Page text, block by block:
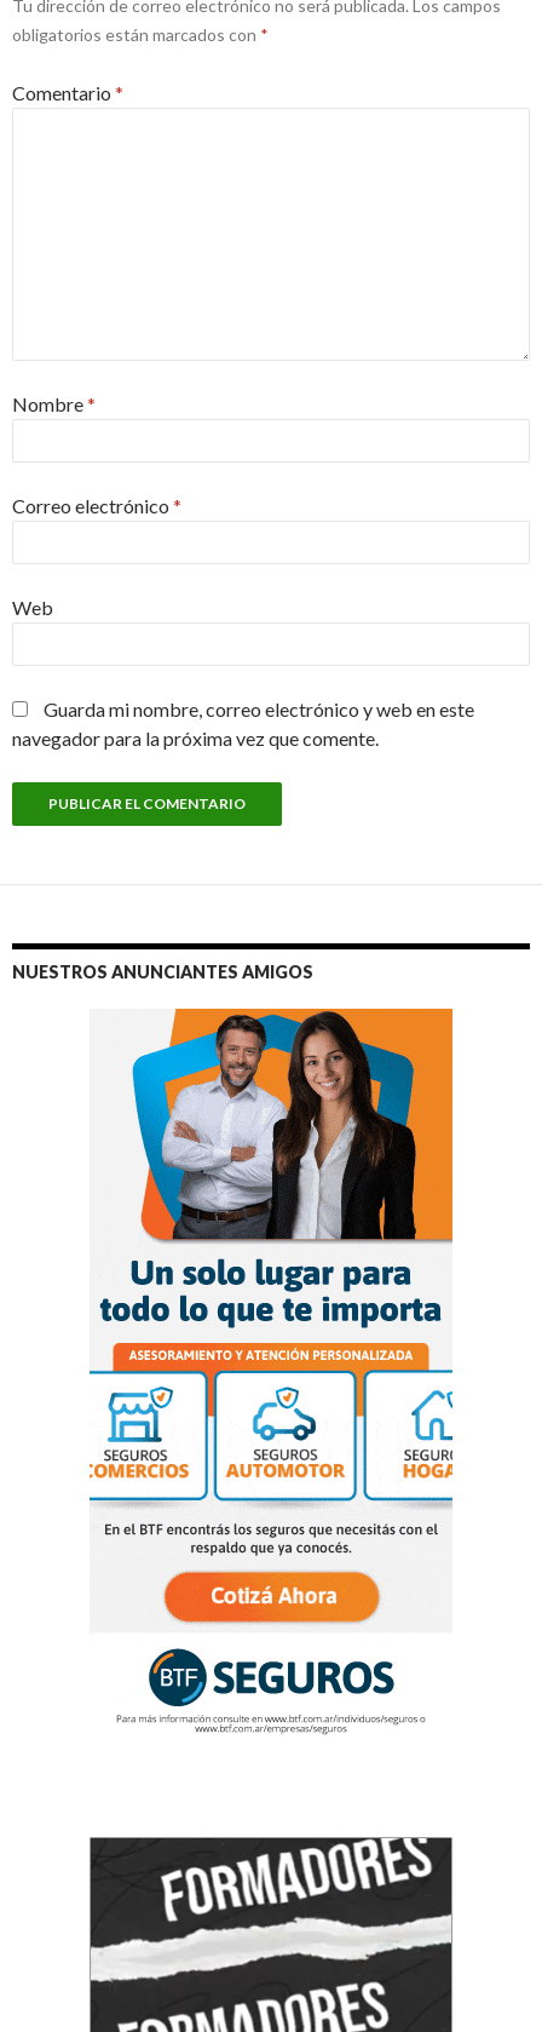
Tu dirección de correo electrónico no será publicada.
Los campos
obligatorios están marcados con *
Comentario *
Nombre*
Correo electrónico *
Web
Guarda mi nombre, correo electrónico y web en este
navegador para la próxima vez que comente.
NUESTROS ANUNCIANTES AMIGOS